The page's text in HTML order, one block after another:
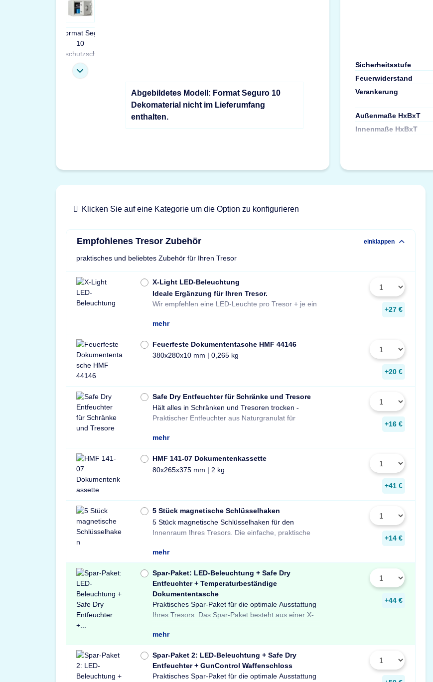
Abgebildetes Modell: Format Seguro 10
Dekomaterial nicht im Lieferumfang
enthalten.
Sicherheitsstufe
Feuerwiderstand
Verankerung
Außenmaße HxBxT
Innenmaße HxBxT
Klicken Sie auf eine Kategorie um die Option zu konfigurieren
Empfohlenes Tresor Zubehör einklappen
praktisches und beliebtes Zubehör für Ihren Tresor
X-Light LED-Beleuchtung
Ideale Ergänzung für Ihren Tresor.
Wir empfehlen eine LED-Leuchte pro Tresor + je ein
Stück zusätzlich pro Fachboden.
Maße: 14x190x31 mm
mehr
+27 €
Feuerfeste Dokumententasche HMF 44146
380x280x10 mm | 0,265 kg
+20 €
Safe Dry Entfeuchter für Schränke und Tresore
Hält alles in Schränken und Tresoren trocken -
Praktischer Entfeuchter aus Naturgranulat für
Tresore und Schränke gegen Rost, Schimmel und
mehr
+16 €
HMF 141-07 Dokumentenkassette
80x265x375 mm | 2 kg
+41 €
5 Stück magnetische Schlüsselhaken
5 Stück magnetische Schlüsselhaken für den
Innenraum Ihres Tresors. Die einfache, praktische
und sichere Lösung zur Aufbewahrung von
Schlüsseln in Ihrem Tresor
mehr
+14 €
Spar-Paket: LED-Beleuchtung + Safe Dry
Entfeuchter + Temperaturbeständige
Dokumententasche
Praktisches Spar-Paket für die optimale Ausstattung
Ihres Tresors. Das Spar-Paket besteht aus einer X-
Light LED-Tresorbeleuchtung mit Bewegungssensor,
einem Safe Dry Entfeuchter für Schränke und
Tresore sowie einer temperaturbeständigen
Dokumententasche. Profitieren Sie von dem
mehr
+44 €
Spar-Paket 2: LED-Beleuchtung + Safe Dry
Entfeuchter + GunControl Waffenschloss
Praktisches Spar-Paket für die optimale Ausstattung
einer X-Light LED-Tresorbeleuchtung mit
Schränke und Tresore sowie einem GunControl